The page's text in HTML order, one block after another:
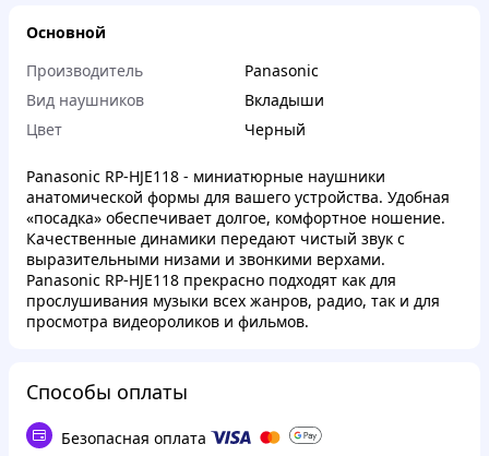
Основной
Производитель
Panasonic
Вид наушников
Вкладыши
Цвет
Черный
Panasonic RP-HJE118 - миниатюрные наушники
анатомической формы для вашего устройства. Удобная
«посадка» обеспечивает долгое, комфортное ношение.
Качественные динамики передают чистый звук с
выразительными низами и звонкими верхами.
Panasonic RP-HJE118 прекрасно подходят как для
прослушивания музыки всех жанров, радио, так и для
просмотра видеороликов и фильмов.
Способы оплаты
Безопасная оплата